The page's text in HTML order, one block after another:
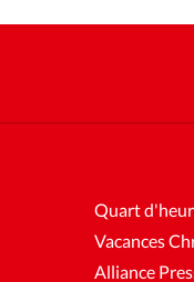
Quart
Vacances
Alliance